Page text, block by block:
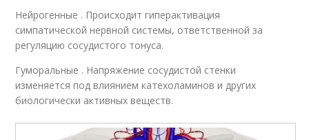
Нейрогенные . Происходит гиперактивация
симпатической нервной системы, ответственной за
регуляцию сосудистого тонуса.
Гуморальные . Напряжение сосудистой стенки
изменяется под влиянием катехоламинов и других
биологически активных веществ.